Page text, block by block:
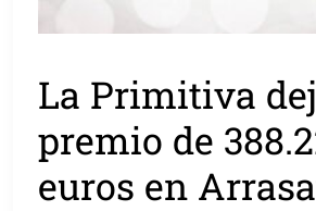
La Primitiva
premio de
euros en